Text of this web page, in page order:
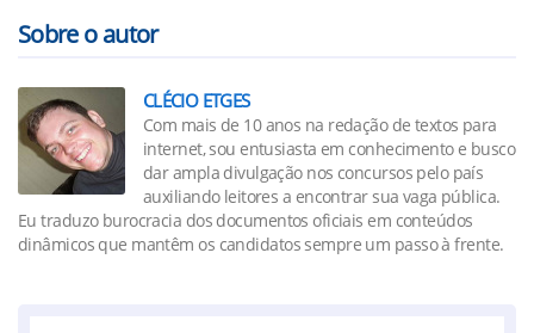
Sobre o autor
CLÉCIO ETGES
Com mais de 10 anos na redação de textos para
internet, sou entusiasta em conhecimento e busco
dar ampla divulgação nos concursos pelo país
auxiliando leitores a encontrar sua vaga pública.
Eu traduzo burocracia dos documentos oficiais em conteúdos
dinâmicos que mantêm os candidatos sempre um passo à frente.